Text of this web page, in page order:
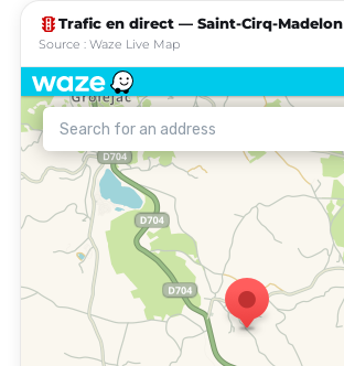
traffic Trafic en direct — Saint-Cirq-Madelon
Source : Waze Live Map